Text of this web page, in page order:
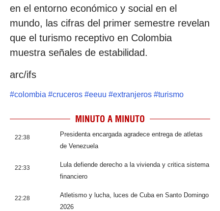
en el entorno económico y social en el
mundo, las cifras del primer semestre revelan
que el turismo receptivo en Colombia
muestra señales de estabilidad.
arc/ifs
#colombia #cruceros #eeuu #extranjeros #turismo
MINUTO A MINUTO
22:38
Presidenta encargada agradece entrega de atletas
de Venezuela
22:33
Lula defiende derecho a la vivienda y critica sistema
financiero
22:28
Atletismo y lucha, luces de Cuba en Santo Domingo
2026